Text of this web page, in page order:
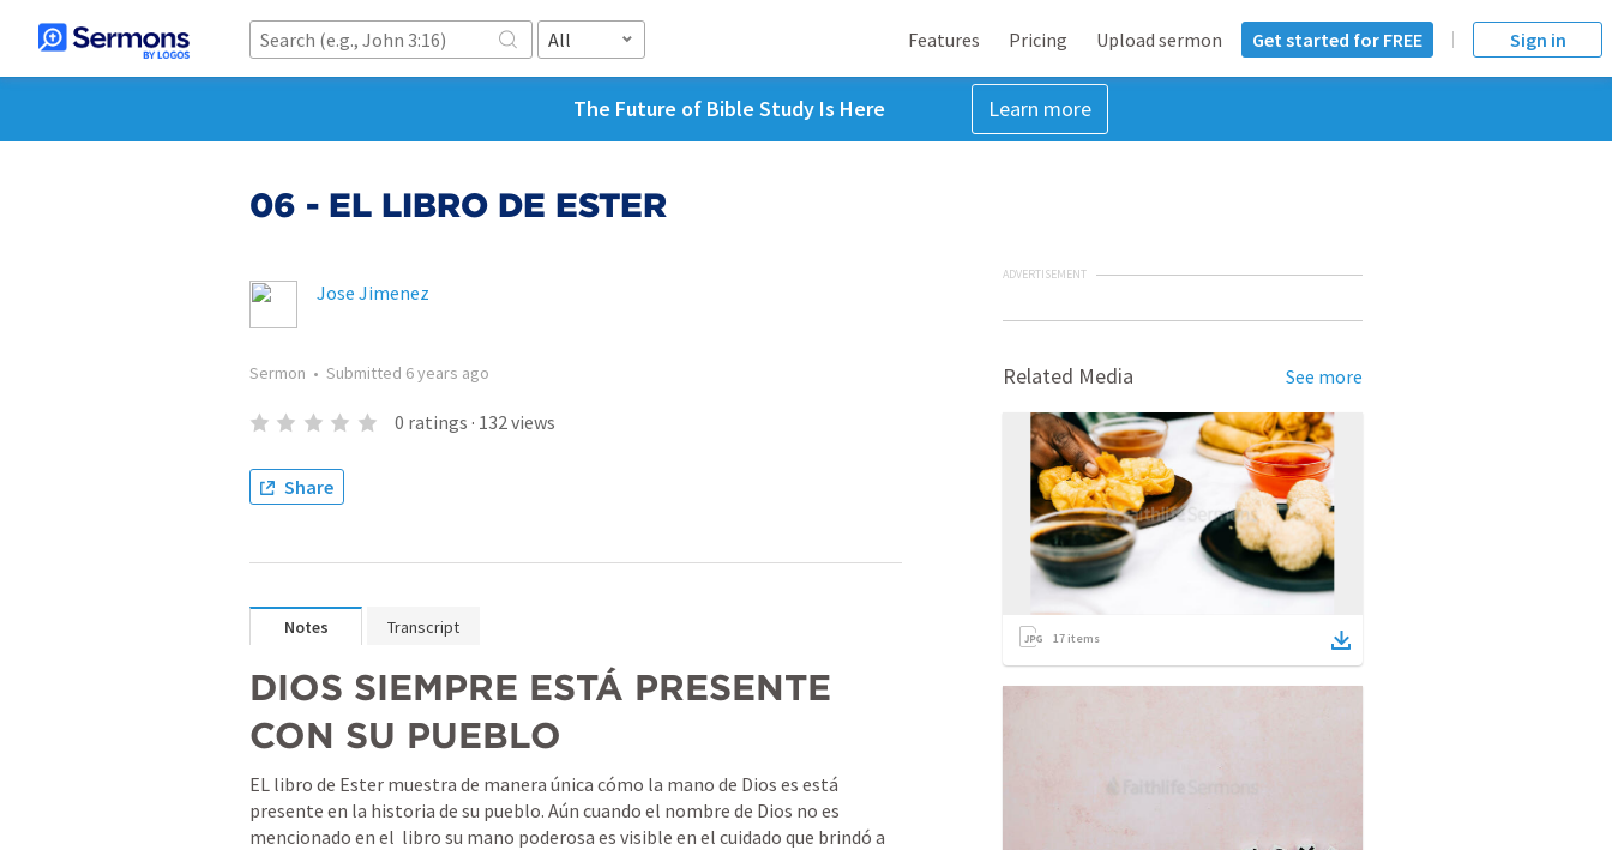
All Features Pricing Upload sermon Get started for FREE Sign in
The Future of Bible Study Is Here Learn more
06 - EL LIBRO DE ESTER
Jose Jimenez
Sermon • Submitted 6 years ago
0 ratings · 132views
Share
Notes Transcript
DIOS SIEMPRE ESTÁ PRESENTE
CON SU PUEBLO
EL libro de Ester muestra de manera única cómo la mano de Dios es está
presente en la historia de su pueblo. Aún cuando el nombre de Dios no es
mencionado en el  libro su mano poderosa es visible en el cuidado que brindó a
ADVERTISEMENT
Related Media See more
17 items